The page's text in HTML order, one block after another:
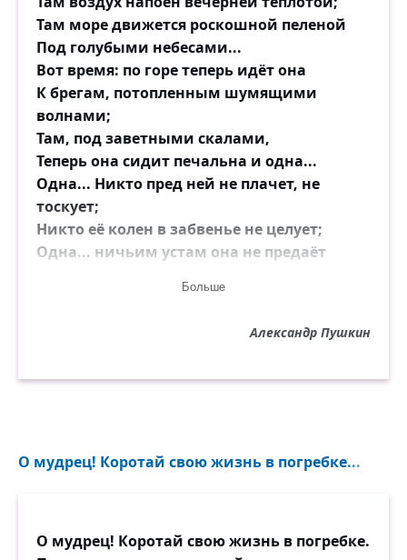
Там море движется роскошной пеленой
Под голубыми небесами...
Вот время: по горе теперь идёт она
К брегам, потопленным шумящими
волнами;
Там, под заветными скалами,
Теперь она сидит печальна и одна...
Одна... Никто пред ней не плачет, не
тоскует;
Никто её колен в забвенье не целует;
Одна... ничьим устам она не предаёт
Не правда ль: ты одна... ты плачешь... я
Но если...
Больше
Александр Пушкин
О мудрец! Коротай свою жизнь в погребке...
О мудрец! Коротай свою жизнь в погребке.